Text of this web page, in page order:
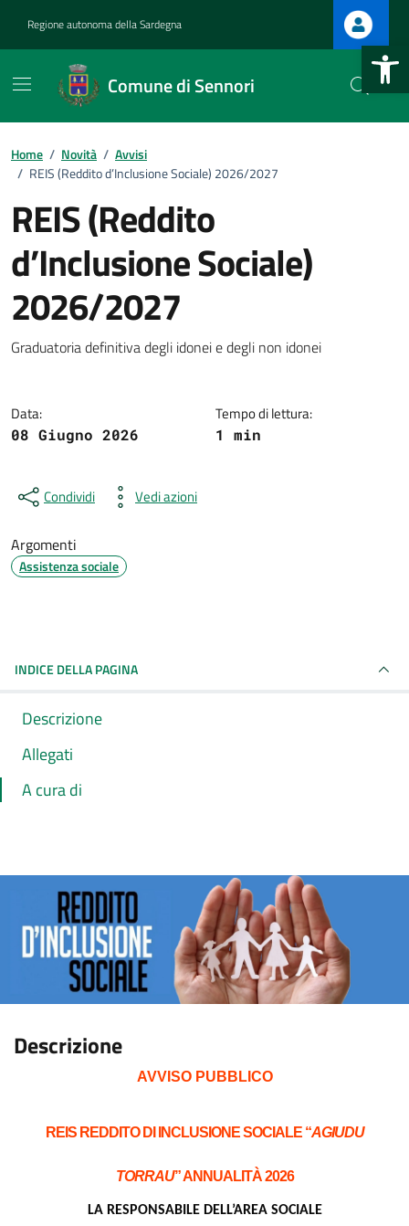
Apri la
Regione autonoma della Sardegna
Comune di Sennori
Home / Novità / Avvisi
/ REIS (Reddito d’Inclusione Sociale) 2026/2027
REIS (Reddito
d’Inclusione Sociale)
2026/2027
Graduatoria definitiva degli idonei e degli non idonei
Data:
08 Giugno 2026
Tempo di lettura:
1 min
Condividi Vedi azioni
Argomenti
Assistenza sociale
INDICE DELLA PAGINA
Descrizione
Allegati
A cura di
Descrizione
AVVISO PUBBLICO
REIS REDDITO DI INCLUSIONE SOCIALE “AGIUDU
TORRAU” ANNUALITÀ 2026
LA RESPONSABILE DELL’AREA SOCIALE